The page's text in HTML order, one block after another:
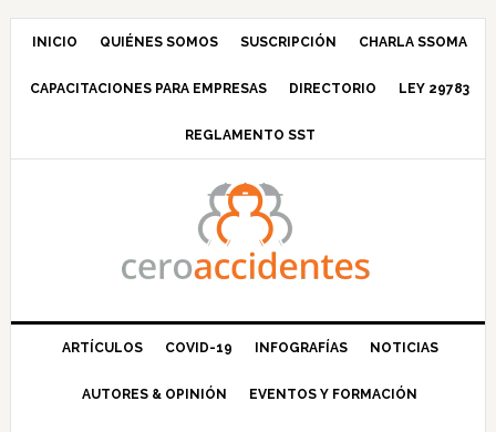
Saltar
navegación
Saltar
principal
Saltar
barra
principal
Saltar
INICIO QUIÉNES SOMOS SUSCRIPCIÓN CHARLA SSOMA
CAPACITACIONES PARA EMPRESAS DIRECTORIO LEY 29783
REGLAMENTO SST
ARTÍCULOS COVID-19 INFOGRAFÍAS NOTICIAS
AUTORES & OPINIÓN EVENTOS Y FORMACIÓN